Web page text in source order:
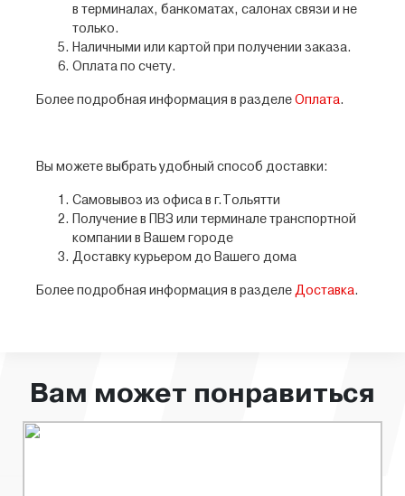
в терминалах, банкоматах, салонах связи и не
только.
Наличными или картой при получении заказа.
Оплата по счету.
Более подробная информация в разделе Оплата.
Вы можете выбрать удобный способ доставки:
Самовывоз из офиса в г.Тольятти
Получение в ПВЗ или терминале транспортной
компании в Вашем городе
Доставку курьером до Вашего дома
Более подробная информация в разделе Доставка.
Вам может понравиться